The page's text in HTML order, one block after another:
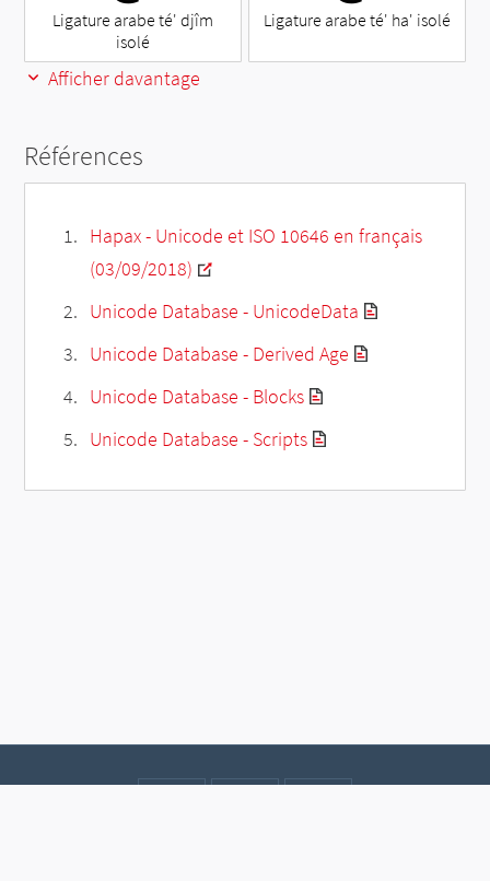
Ligature arabe té' djîm
isolé
Ligature arabe té' ha' isolé
Afficher davantage
Références
Hapax - Unicode et ISO 10646 en français
(03/09/2018)
Unicode Database - UnicodeData
Unicode Database - Derived Age
Unicode Database - Blocks
Unicode Database - Scripts